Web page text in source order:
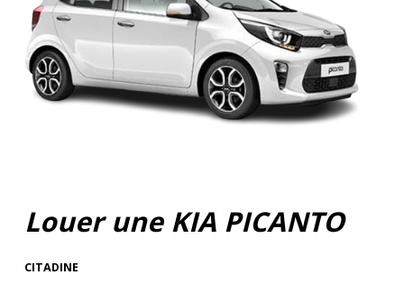
Louer une KIA PICANTO
CITADINE